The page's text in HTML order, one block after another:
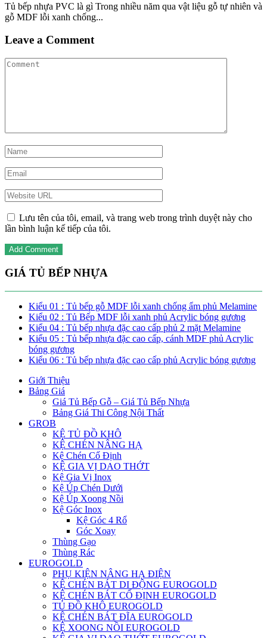
Tủ bếp nhựa PVC là gì Trong nhiều năm qua vật liệu gỗ tự nhiên và
gỗ MDF lỗi xanh chống...
Leave a Comment
Lưu tên của tôi, email, và trang web trong trình duyệt này cho
lần bình luận kế tiếp của tôi.
GIÁ TỦ BẾP NHỰA
Kiểu 01 : Tủ bếp gỗ MDF lỗi xanh chống ẩm phủ Melamine
Kiểu 02 : Tủ Bếp MDF lỗi xanh phủ Acrylic bóng gương
Kiểu 04 : Tủ bếp nhựa đặc cao cấp phủ 2 mặt Melamine
Kiểu 05 : Tủ bếp nhựa đặc cao cấp, cánh MDF phủ Acrylic
bóng gương
Kiểu 06 : Tủ bếp nhựa đặc cao cấp phủ Acrylic bóng gương
Giới Thiệu
Bảng Giá
Giá Tủ Bếp Gỗ – Giá Tủ Bếp Nhựa
Bảng Giá Thi Công Nội Thất
GROB
KỆ TỦ ĐỒ KHÔ
KỆ CHÉN NÂNG HẠ
Kệ Chén Cố Định
KỆ GIA VỊ DAO THỚT
Kệ Gia Vị Inox
Kệ Úp Chén Dưới
Kệ Úp Xoong Nồi
Kệ Góc Inox
Kệ Góc 4 Rổ
Góc Xoay
Thùng Gạo
Thùng Rác
EUROGOLD
PHỤ KIỆN NÂNG HẠ ĐIỆN
KỆ CHÉN BÁT DI ĐỘNG EUROGOLD
KỆ CHÉN BÁT CỐ ĐỊNH EUROGOLD
TỦ ĐỒ KHÔ EUROGOLD
KỆ CHÉN BÁT ĐĨA EUROGOLD
KỆ XOONG NỒI EUROGOLD